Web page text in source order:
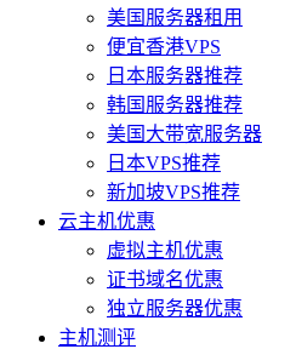
美国服务器租用
便宜香港VPS
日本服务器推荐
韩国服务器推荐
美国大带宽服务器
日本VPS推荐
新加坡VPS推荐
云主机优惠
虚拟主机优惠
证书域名优惠
独立服务器优惠
主机测评